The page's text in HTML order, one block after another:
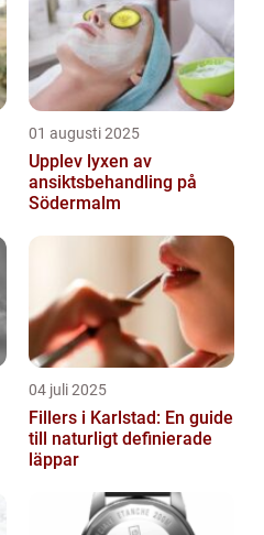
01 augusti 2025
Upplev lyxen av
ansiktsbehandling på
Södermalm
04 juli 2025
Fillers i Karlstad: En guide
till naturligt definierade
läppar